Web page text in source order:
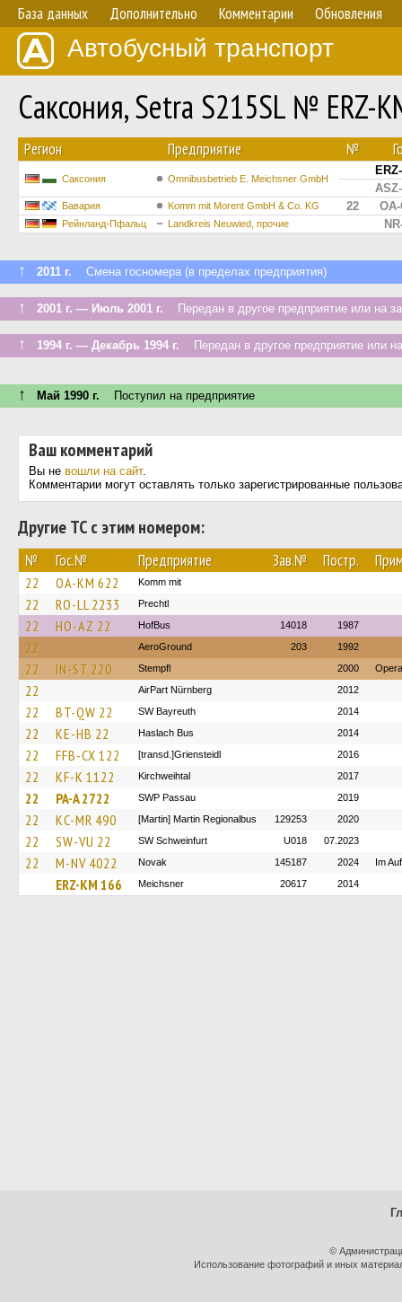
База данных Дополнительно Комментарии Обновления
Автобусный транспорт
Саксония, Setra S215SL № ERZ-
Регион Предприятие №
Саксония Omnibusbetrieb E. Meichsner GmbH
Бавария Komm mit Morent GmbH & Co. KG 22
Рейнланд-Пфальц Landkreis Neuwied, прочие
↑ 2011 г. Смена госномера (в пределах предприятия)
↑ 2001 г. — Июль 2001 г. Передан в другое предприятие или на
↑ 1994 г. — Декабрь 1994 г. Передан в другое предприятие или
↑ Май 1990 г. Поступил на предприятие
Ваш комментарий
Вы не вошли на сайт.
Комментарии могут оставлять только зарегистрированные
Другие ТС с этим номером:
№ Гос.№ Предприятие Зав.№ Постр.
22 OA-KM 622 Komm mit
22 RO-LL 2233 Prechtl
22 HO-AZ 22 HofBus 14018 1987
22 AeroGround 203 1992
22 IN-ST 220 Stempfl 2000
22 AirPart Nürnberg 2012
22 BT-QW 22 SW Bayreuth 2014
22 KE-HB 22 Haslach Bus 2014
22 FFB-CX 122 [transd.]Griensteidl 2016
22 KF-K 1122 Kirchweihtal 2017
22 PA-A 2722 SWP Passau 2019
22 KC-MR 490 [Martin] Martin Regionalbus 129253 2020
22 SW-VU 22 SW Schweinfurt U018 07.2023
22 M-NV 4022 Novak 145187 2024 Im
ERZ-KM 166 Meichsner 20617 2014
©
Использование фотографий и иных